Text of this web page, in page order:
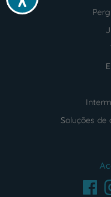
Soluções de